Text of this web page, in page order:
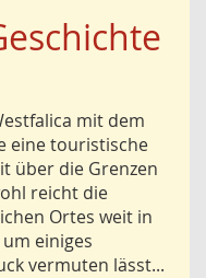
mit dem
eine touristische
über die Grenzen
reicht die
Ortes weit in
einiges
vermuten lässt...